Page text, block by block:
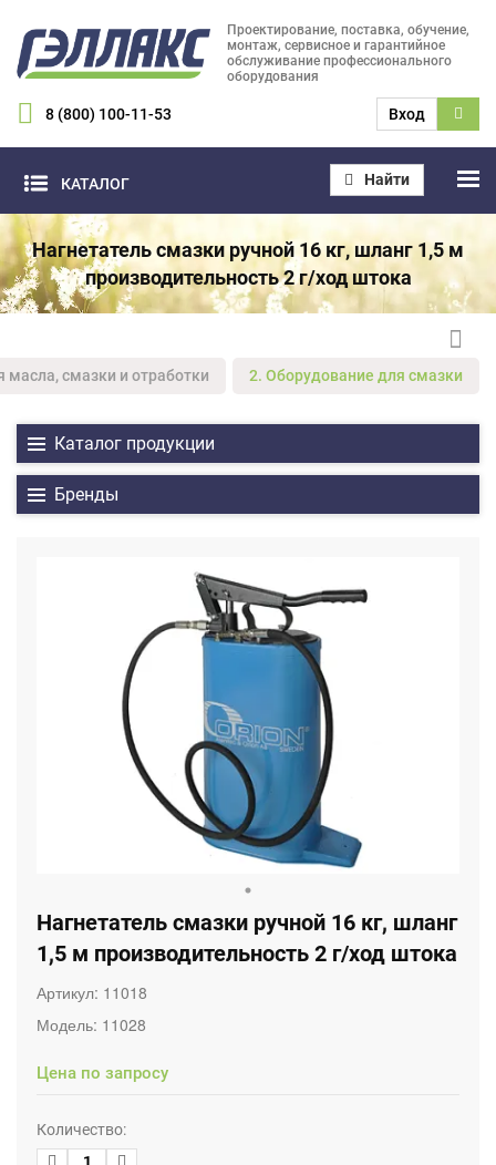
Проектирование, поставка, обучение,
монтаж, сервисное и гарантийное
обслуживание профессионального
оборудования
8 (800) 100-11-53 Вход
КАТАЛОГ Найти
Нагнетатель смазки ручной 16 кг, шланг 1,5 м
производительность 2 г/ход штока
смазки и отработки 2. Оборудование для смазки
Каталог продукции
Бренды
Нагнетатель смазки ручной 16 кг, шланг
1,5 м производительность 2 г/ход штока
Артикул: 11018
Модель: 11028
Цена по запросу
Количество: